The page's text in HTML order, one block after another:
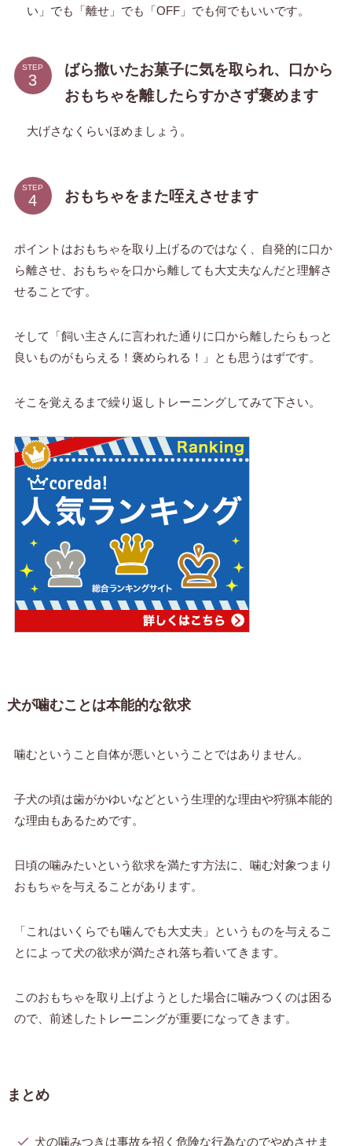
い」でも「離せ」でも「OFF」でも何でもいいです。
STEP
ばら撒いたお菓子に気を取られ、口から
おもちゃを離したらすかさず褒めます
大げさなくらいほめましょう。
STEP
おもちゃをまた咥えさせます
ポイントはおもちゃを取り上げるのではなく、自発的に口か
ら離させ、おもちゃを口から離しても大丈夫なんだと理解さ
せることです。
そして「飼い主さんに言われた通りに口から離したらもっと
良いものがもらえる！褒められる！」とも思うはずです。
そこを覚えるまで繰り返しトレーニングしてみて下さい。
犬が噛むことは本能的な欲求
噛むということ自体が悪いということではありません。
子犬の頃は歯がかゆいなどという生理的な理由や狩猟本能的
な理由もあるためです。
日頃の噛みたいという欲求を満たす方法に、噛む対象つまり
おもちゃを与えることがあります。
「これはいくらでも噛んでも大丈夫」というものを与えるこ
とによって犬の欲求が満たされ落ち着いてきます。
このおもちゃを取り上げようとした場合に噛みつくのは困る
ので、前述したトレーニングが重要になってきます。
まとめ
犬の噛みつきは事故を招く危険な行為なのでやめさせま